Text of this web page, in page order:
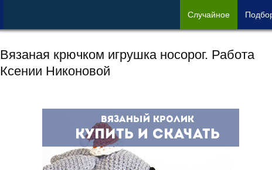
Вязаная крючком игрушка носорог. Работа
Ксении Никоновой
Случайное Под